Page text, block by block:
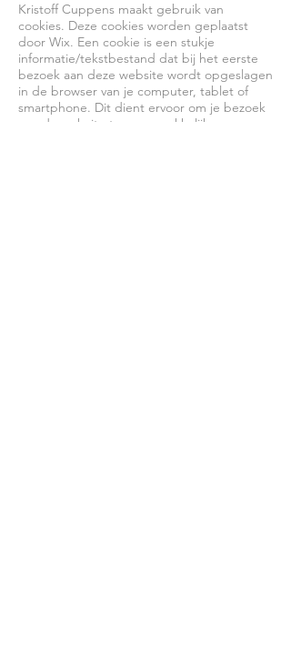
Kristoff Cuppens maakt gebruik van
cookies. Deze cookies worden geplaatst
door Wix. Een cookie is een stukje
informatie/tekstbestand dat bij het eerste
bezoek aan deze website wordt opgeslagen
in de browser van je computer, tablet of
smartphone. Dit dient ervoor om je bezoek
aan de website te vergemakkelijken,